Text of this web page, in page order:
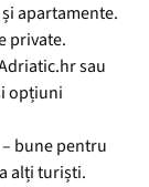
apartamente.
private.
sau
opțiuni
– bune pentru
alți turiști.